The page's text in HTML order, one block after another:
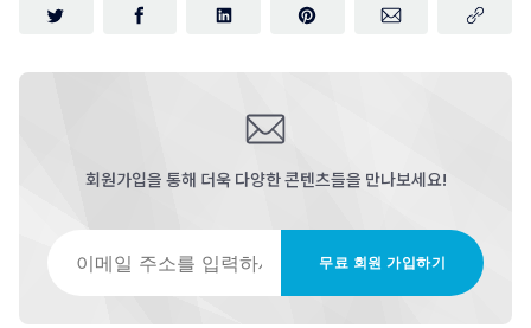
회원가입을 통해 더욱 다양한 콘텐츠들을 만나보세요!
무료 회원 가입하기